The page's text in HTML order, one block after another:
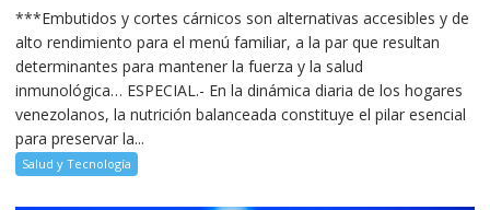
***Embutidos y cortes cárnicos son alternativas accesibles y de
alto rendimiento para el menú familiar, a la par que resultan
determinantes para mantener la fuerza y la salud
inmunológica… ESPECIAL.- En la dinámica diaria de los hogares
venezolanos, la nutrición balanceada constituye el pilar esencial
para preservar la...
Salud y Tecnología